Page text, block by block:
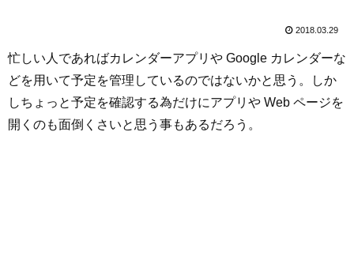
2018.03.29
忙しい人であればカレンダーアプリや Google カレンダーな
どを用いて予定を管理しているのではないかと思う。しか
しちょっと予定を確認する為だけにアプリや Web ページを
開くのも面倒くさいと思う事もあるだろう。